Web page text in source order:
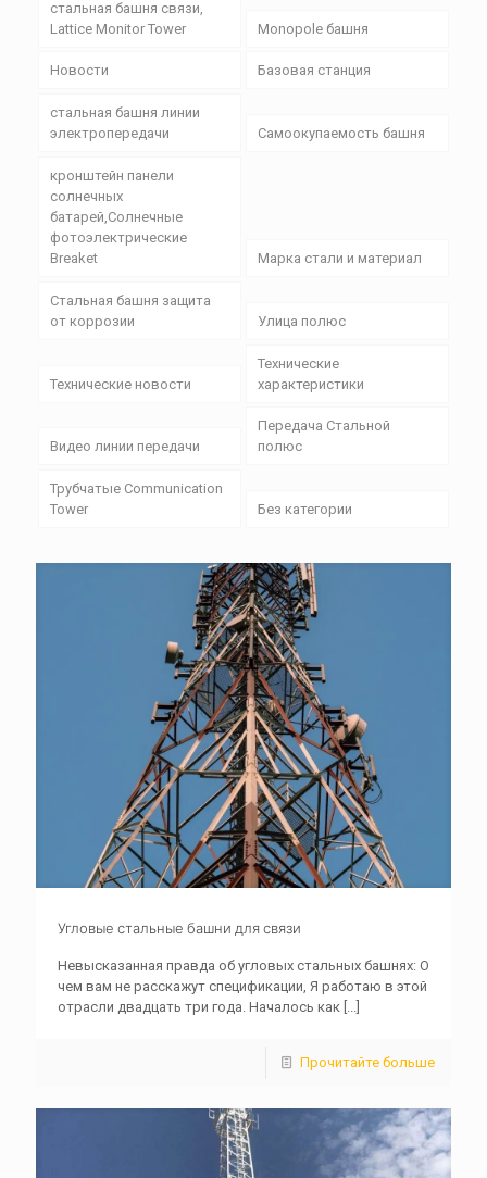
стальная башня связи,
Lattice Monitor Tower
Monopole башня
Новости Базовая станция
стальная башня линии
электропередачи
Самоокупаемость башня
кронштейн панели
солнечных
батарей,Солнечные
фотоэлектрические
Breaket
Марка стали и материал
Стальная башня защита
от коррозии
Улица полюс
Технические новости
Технические
характеристики
Видео линии передачи
Передача Стальной
полюс
Трубчатые Communication
Tower
Без категории
Угловые стальные башни для связи
Невысказанная правда об угловых стальных башнях: О
чем вам не расскажут спецификации, Я работаю в этой
отрасли двадцать три года. Началось как [...]
Прочитайте больше